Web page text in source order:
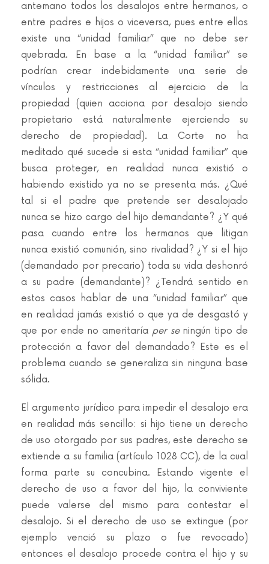
antemano todos los desalojos entre hermanos, o
entre padres e hijos o viceversa, pues entre ellos
existe una “unidad familiar” que no debe ser
quebrada. En base a la “unidad familiar” se
podrían crear indebidamente una serie de
vínculos y restricciones al ejercicio de la
propiedad (quien acciona por desalojo siendo
propietario está naturalmente ejerciendo su
derecho de propiedad). La Corte no ha
meditado qué sucede si esta “unidad familiar” que
busca proteger, en realidad nunca existió o
habiendo existido ya no se presenta más. ¿Qué
tal si el padre que pretende ser desalojado
nunca se hizo cargo del hijo demandante? ¿Y qué
pasa cuando entre los hermanos que litigan
nunca existió comunión, sino rivalidad? ¿Y si el hijo
(demandado por precario) toda su vida deshonró
a su padre (demandante)? ¿Tendrá sentido en
estos casos hablar de una “unidad familiar” que
en realidad jamás existió o que ya de desgastó y
que por ende no ameritaría per seningún tipo de
protección a favor del demandado? Este es el
problema cuando se generaliza sin ninguna base
sólida.
El argumento jurídico para impedir el desalojo era
en realidad más sencillo: si hijo tiene un derecho
de uso otorgado por sus padres, este derecho se
extiende a su familia (artículo 1028 CC), de la cual
forma parte su concubina. Estando vigente el
derecho de uso a favor del hijo, la conviviente
puede valerse del mismo para contestar el
desalojo. Si el derecho de uso se extingue (por
ejemplo venció su plazo o fue revocado)
entonces el desalojo procede contra el hijo y su